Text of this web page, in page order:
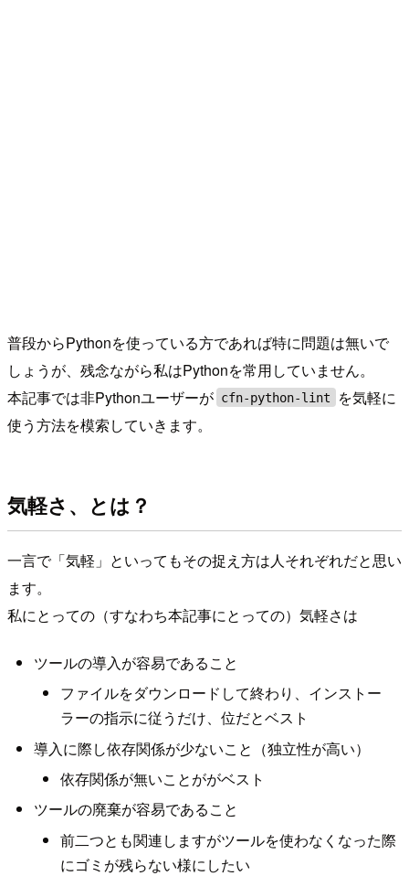
普段からPythonを使っている方であれば特に問題は無いで
しょうが、残念ながら私はPythonを常用していません。
本記事では非Pythonユーザーが cfn-python-lint
を気軽に
使う方法を模索していきます。
気軽さ、とは？
一言で「気軽」といってもその捉え方は人それぞれだと思い
ます。
私にとっての（すなわち本記事にとっての）気軽さは
ツールの導入が容易であること
ファイルをダウンロードして終わり、インストー
ラーの指示に従うだけ、位だとベスト
導入に際し依存関係が少ないこと（独立性が高い）
依存関係が無いことががベスト
ツールの廃棄が容易であること
前二つとも関連しますがツールを使わなくなった際
にゴミが残らない様にしたい